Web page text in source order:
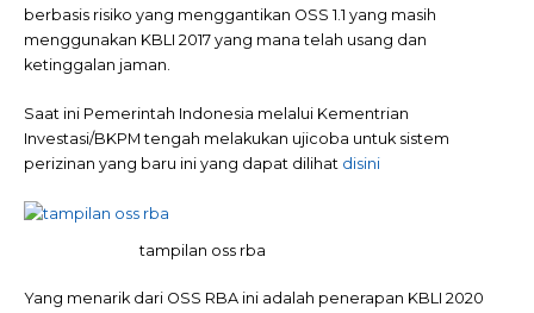
berbasis risiko yang menggantikan OSS 1.1 yang masih
menggunakan KBLI 2017 yang mana telah usang dan
ketinggalan jaman.
Saat ini Pemerintah Indonesia melalui Kementrian
Investasi/BKPM tengah melakukan ujicoba untuk sistem
perizinan yang baru ini yang dapat dilihat disini
tampilan oss rba
Yang menarik dari OSS RBA ini adalah penerapan KBLI 2020